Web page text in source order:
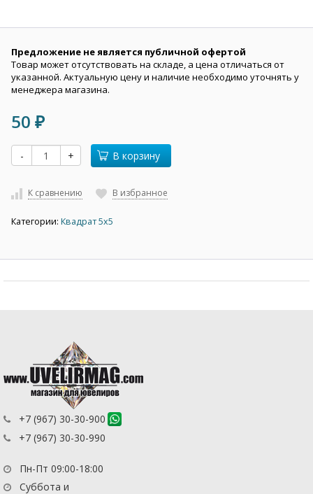
Предложение не является публичной офертой
Товар может отсутствовать на складе, а цена отличаться от
указанной. Актуальную цену и наличие необходимо уточнять у
менеджера магазина.
50 ₽
- + В корзину
К сравнению В избранное
Категории: Квадрат 5х5
+7 (967) 30-30-900
+7 (967) 30-30-990
Пн-Пт 09:00-18:00
Суббота и